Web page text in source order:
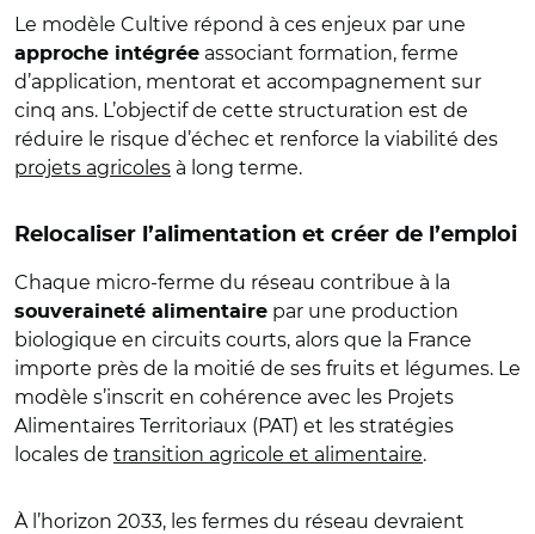
Le modèle Cultive répond à ces enjeux par une
approche intégrée associant formation, ferme
d’application, mentorat et accompagnement sur
cinq ans. L’objectif de cette structuration est de
réduire le risque d’échec et renforce la viabilité des
projets agricoles à long terme.
Relocaliser l’alimentation et créer de l’emploi
Chaque micro-ferme du réseau contribue à la
souveraineté alimentaire par une production
biologique en circuits courts, alors que la France
importe près de la moitié de ses fruits et légumes. Le
modèle s’inscrit en cohérence avec les Projets
Alimentaires Territoriaux (PAT) et les stratégies
locales de transition agricole et alimentaire.
À l’horizon 2033, les fermes du réseau devraient